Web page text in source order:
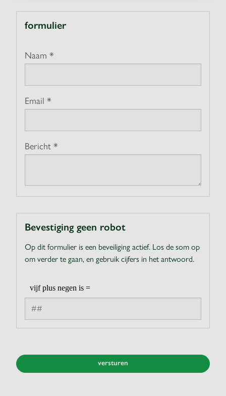
formulier
Naam *
Email *
Bericht *
Bevestiging geen robot
Op dit formulier is een beveiliging actief. Los de som op
om verder te gaan, en gebruik cijfers in het antwoord.